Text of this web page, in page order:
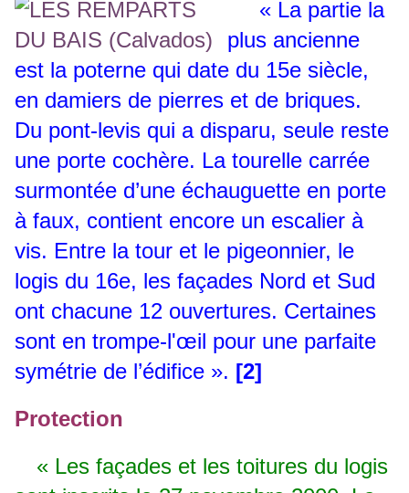
« La partie la
plus ancienne
est la poterne qui date du 15e siècle,
en damiers de pierres et de briques.
Du pont-levis qui a disparu, seule reste
une porte cochère. La tourelle carrée
surmontée d’une échauguette en porte
à faux, contient encore un escalier à
vis. Entre la tour et le pigeonnier, le
logis du 16e, les façades Nord et Sud
ont chacune 12 ouvertures. Certaines
sont en trompe-l'œil pour une parfaite
symétrie de l’édifice ». [2]
Protection
« Les façades et les toitures du logis